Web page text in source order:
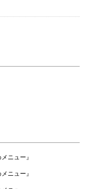
ニュー』
ニュー』